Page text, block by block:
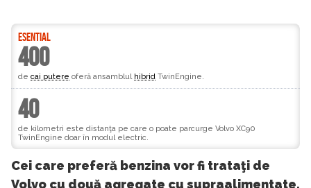
ESENTIAL
400
de cai putere oferă ansamblul hibrid TwinEngine.
40
de kilometri este distanţa pe care o poate parcurge Volvo XC90
TwinEngine doar în modul electric.
Cei care preferă benzina vor fi trataţi de
Volvo cu două agregate cu supraalimentate.